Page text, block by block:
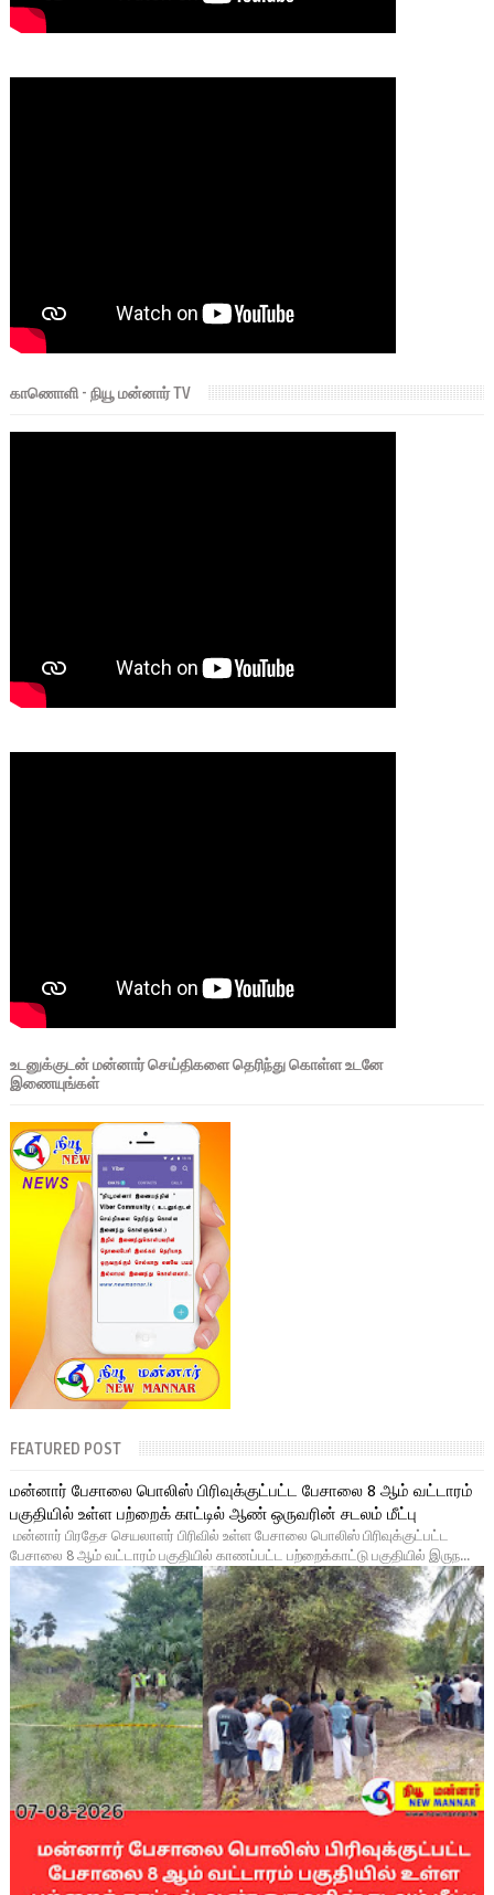
காணொளி - நியூ மன்னார் TV
உடனுக்குடன் மன்னார் செய்திகளை தெரிந்து கொள்ள உடனே
இணையுங்கள்
FEATURED POST
மன்னார் பேசாலை பொலிஸ் பிரிவுக்குட்பட்ட பேசாலை 8 ஆம் வட்டாரம்
பகுதியில் உள்ள பற்றைக் காட்டில் ஆண் ஒருவரின் சடலம் மீட்பு
மன்னார் பிரதேச செயலாளர் பிரிவில் உள்ள பேசாலை பொலிஸ் பிரிவுக்குட்பட்ட
பேசாலை 8 ஆம் வட்டாரம் பகுதியில் காணப்பட்ட பற்றைக்காட்டு பகுதியில் இருந...